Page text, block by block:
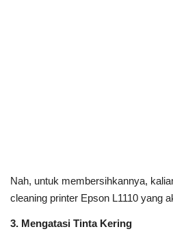
Nah, untuk membersihkannya,
cleaning printer Epson L1110 yang
3. Mengatasi Tinta Kering